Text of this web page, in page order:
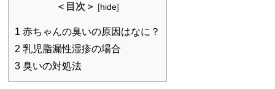
＜目次＞ [hide]
1 赤ちゃんの臭いの原因はなに？
2 乳児脂漏性湿疹の場合
3 臭いの対処法